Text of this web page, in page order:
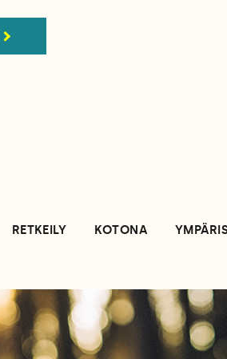
RETKEILY KOTONA